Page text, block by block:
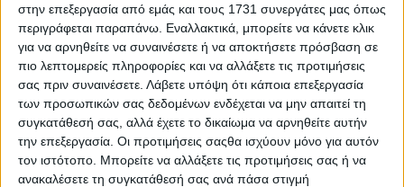
στην επεξεργασία από εμάς και τους 1731 συνεργάτες μας όπως
περιγράφεται παραπάνω. Εναλλακτικά, μπορείτε να κάνετε κλικ
για να αρνηθείτε να συναινέσετε ή να αποκτήσετε πρόσβαση σε
πιο λεπτομερείς πληροφορίες και να αλλάξετε τις προτιμήσεις
σας πριν συναινέσετε. Λάβετε υπόψη ότι κάποια επεξεργασία
των προσωπικών σας δεδομένων ενδέχεται να μην απαιτεί τη
συγκατάθεσή σας, αλλά έχετε το δικαίωμα να αρνηθείτε αυτήν
την επεξεργασία. Οι προτιμήσεις σαςθα ισχύουν μόνο για αυτόν
τον ιστότοπο. Μπορείτε να αλλάξετε τις προτιμήσεις σας ή να
ανακαλέσετε τη συγκατάθεσή σας ανά πάσα στιγμή
Όνομα*
Email*
Σχόλιο*